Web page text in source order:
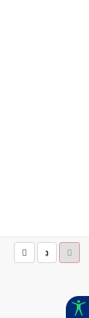
נִ